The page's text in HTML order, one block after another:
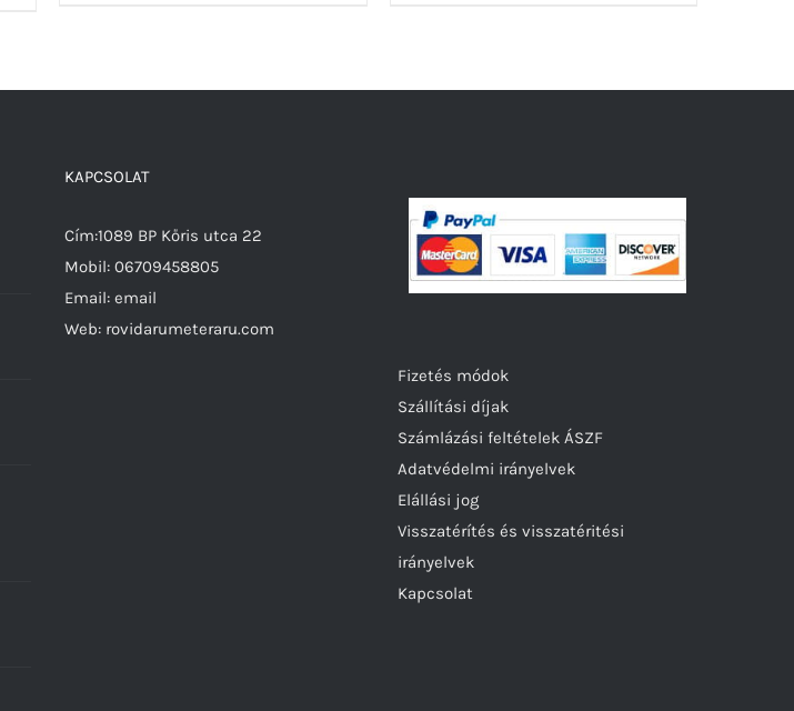
KAPCSOLAT
Cím:1089 BP Kőris utca 22
Mobil: 06709458805
Email: email
Web: rovidarumeteraru.com
Fizetés módok
Szállítási díjak
Számlázási feltételek ÁSZF
Adatvédelmi irányelvek
Elállási jog
Visszatérítés és visszatéritési
irányelvek
Kapcsolat